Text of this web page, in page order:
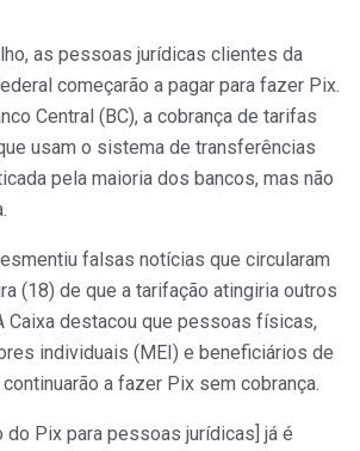
as pessoas jurídicas clientes da
começarão a pagar para fazer Pix.
Central (BC), a cobrança de tarifas
usam o sistema de transferências
pela maioria dos bancos, mas não
falsas notícias que circularam
(18) de que a tarifação atingiria outros
Caixa destacou que pessoas físicas,
individuais (MEI) e beneficiários de
a fazer Pix sem cobrança.
do Pix para pessoas jurídicas] já é